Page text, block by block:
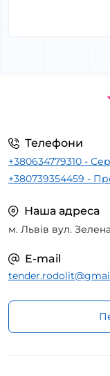
Телефони
+380634779310 -
+380739354459 -
Наша адреса
м. Львів вул.
E-mail